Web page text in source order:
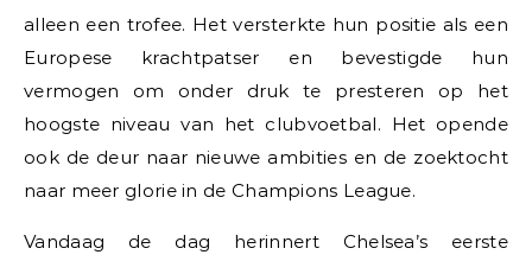
alleen een trofee. Het versterkte hun positie als een
Europese krachtpatser en bevestigde hun
vermogen om onder druk te presteren op het
hoogste niveau van het clubvoetbal. Het opende
ook de deur naar nieuwe ambities en de zoektocht
naar meer glorie in de Champions League.
Vandaag de dag herinnert Chelsea’s eerste